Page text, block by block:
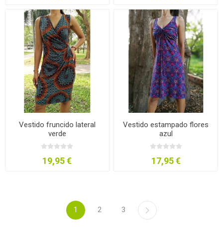
Vestido fruncido lateral
verde
19,95 €
Vestido estampado flores
azul
17,95 €
1 2 3